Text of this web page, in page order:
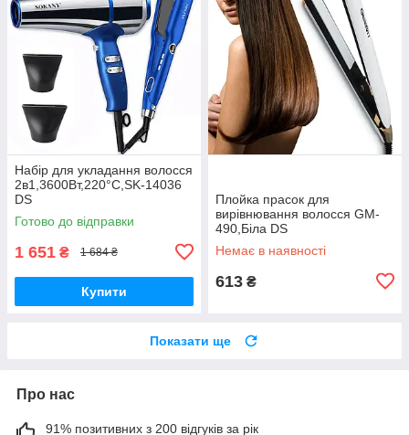
Набір для укладання волосся
2в1,3600Вт,220°С,SK-14036
DS
Готово до відправки
1 651 ₴ 1 684 ₴
Купити
Плойка прасок для
вирівнювання волосся GM-
490,Біла DS
Немає в наявності
613 ₴
Показати ще
Про нас
91% позитивних з 200 відгуків за рік